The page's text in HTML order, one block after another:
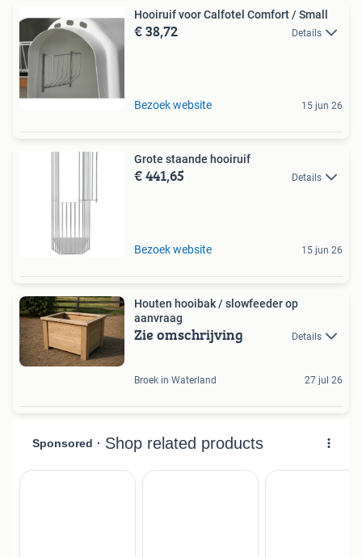
Hooiruif voor Calfotel Comfort / Small
€ 38,72 Details
Bezoek website 15 jun 26
Grote staande hooiruif
€ 441,65 Details
Bezoek website 15 jun 26
Houten hooibak / slowfeeder op
aanvraag
Zie omschrijving Details
Broek in Waterland 27 jul 26